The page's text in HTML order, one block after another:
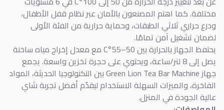
مختلفة. كما اهتم المصنعون بالأمان عبر نظام قفل الأطفال،
ودرع حراري ثلاثي الطبقات، وحماية حرارية من الفئة الأولى
لضمان تشغيل آمن تمامًا.
يحتفظ الجهاز بالحرارة بين 50–55°C مع معدل إخراج مياه ساخنة
يصل إلى 8 لتر/ساعة، ويحتوي على حجرة تخزين واسعة. يجمع
جهاز Green Lion Tea Bar Machine بين التكنولوجيا الحديثة، المواد
الفاخرة، والميزات السهلة الاستخدام ليقدّم أفضل تجربة شاي
عالية الجودة في المنزل.